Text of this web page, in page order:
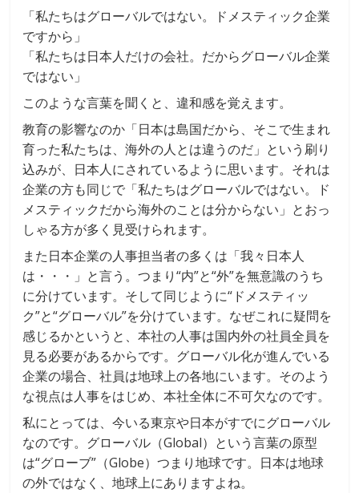
「私たちはグローバルではない。ドメスティック企業
ですから」
「私たちは日本人だけの会社。だからグローバル企業
ではない」
このような言葉を聞くと、違和感を覚えます。
教育の影響なのか「日本は島国だから、そこで生まれ
育った私たちは、海外の人とは違うのだ」という刷り
込みが、日本人にされているように思います。それは
企業の方も同じで「私たちはグローバルではない。ド
メスティックだから海外のことは分からない」とおっ
しゃる方が多く見受けられます。
また日本企業の人事担当者の多くは「我々日本人
は・・・」と言う。つまり“内”と“外”を無意識のうち
に分けています。そして同じように“ドメスティッ
ク”と“グローバル”を分けています。なぜこれに疑問を
感じるかというと、本社の人事は国内外の社員全員を
見る必要があるからです。グローバル化が進んでいる
企業の場合、社員は地球上の各地にいます。そのよう
な視点は人事をはじめ、本社全体に不可欠なのです。
私にとっては、今いる東京や日本がすでにグローバル
なのです。グローバル（Global）という言葉の原型
は“グローブ”（Globe）つまり地球です。日本は地球
の外ではなく、地球上にありますよね。